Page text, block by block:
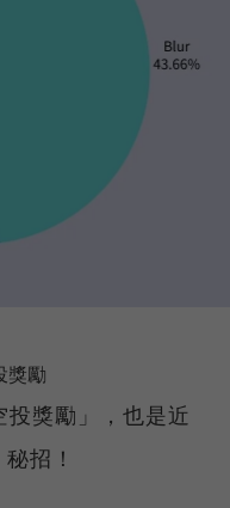
獎勵
獎勵」，也是近
招！